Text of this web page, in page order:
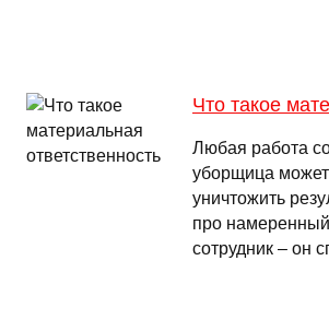
Что такое
Любая работа
уборщица может
уничтожить
про
сотрудник – он